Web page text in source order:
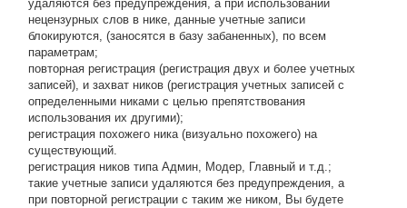
удаляются без предупреждения, а при использовании
нецензурных слов в нике, данные учетные записи
блокируются, (заносятся в базу забаненных), по всем
параметрам;
повторная регистрация (регистрация двух и более учетных
записей), и захват ников (регистрация учетных записей с
определенными никами с целью препятствования
использования их другими);
регистрация похожего ника (визуально похожего) на
существующий.
регистрация ников типа Админ, Модер, Главный и т.д.;
такие учетные записи удаляются без предупреждения, а
при повторной регистрации с таким же ником, Вы будете